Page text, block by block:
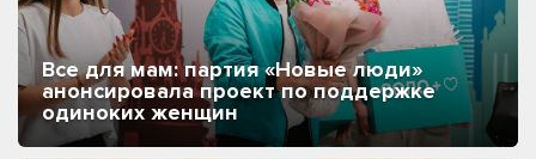
Все для мам: партия «Новые люди»
анонсировала проект по поддержке
одиноких женщин